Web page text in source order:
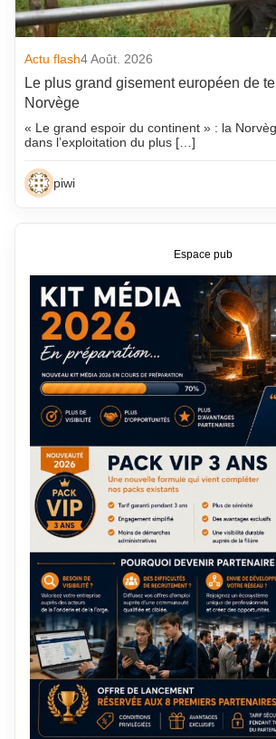
Actu flash4 Août. 2026
Le plus grand gisement européen de
Norvège
« Le grand espoir du continent » : la
dans l’exploitation du plus […]
piwi
Espace pub